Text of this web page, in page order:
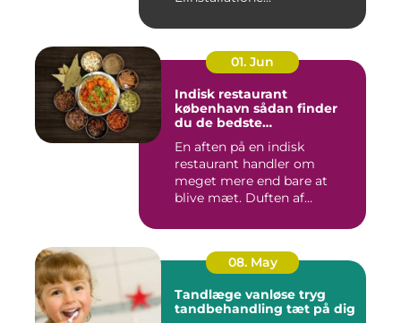
01. Jun
Indisk restaurant
københavn sådan finder
du de bedste
En aften på en indisk
restaurant handler om
meget mere end bare at
blive mæt. Duften af
08. May
Tandlæge vanløse tryg
tandbehandling tæt på dig